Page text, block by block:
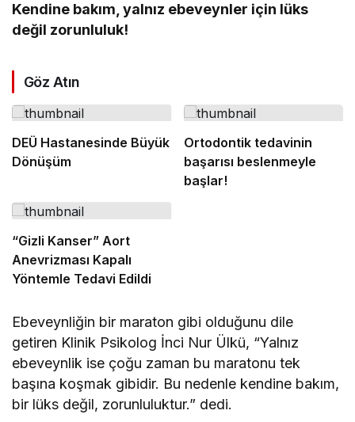
Kendine bakım, yalnız ebeveynler için lüks
değil zorunluluk!
Göz Atın
DEÜ Hastanesinde Büyük
Dönüşüm
Ortodontik tedavinin
başarısı beslenmeyle
başlar!
“Gizli Kanser” Aort
Anevrizması Kapalı
Yöntemle Tedavi Edildi
Ebeveynliğin bir maraton gibi olduğunu dile
getiren Klinik Psikolog İnci Nur Ülkü, “Yalnız
ebeveynlik ise çoğu zaman bu maratonu tek
başına koşmak gibidir. Bu nedenle kendine bakım,
bir lüks değil, zorunluluktur.” dedi.